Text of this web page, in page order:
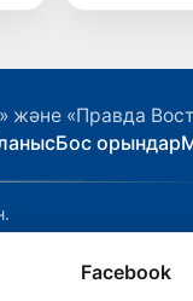
және «Правда
Бос орындар
Facebook